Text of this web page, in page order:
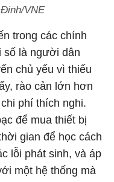
VNE
trong các chính
số là người dân
chủ yếu vì thiếu
rào cản lớn hơn
phí thích nghi.
để mua thiết bị
gian để học cách
lỗi phát sinh, và áp
một hệ thống mà